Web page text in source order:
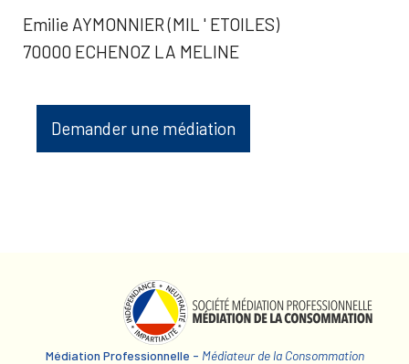
Emilie AYMONNIER (MIL ' ETOILES)
70000 ECHENOZ LA MELINE
Demander une médiation
Médiation Professionnelle - Médiateur de la Consommation